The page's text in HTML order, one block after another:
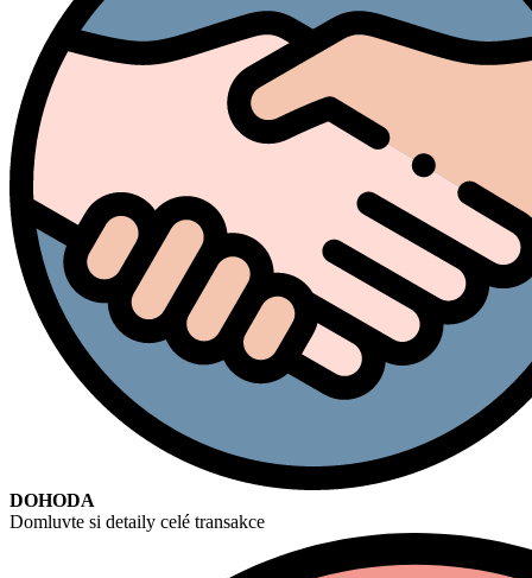
DOHODA
Domluvte si detaily celé transakce